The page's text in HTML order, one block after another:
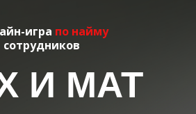
И МАТ
игра по найму
сотрудников